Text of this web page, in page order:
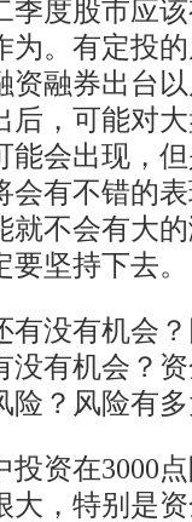
度股市应该
为。有定投
资融券出台
后，可能对
能会出现，
会有不错的
就不会有大
坚持下去。
没有机会？
没有机会？
险？风险有
资在3000点
大，特别是